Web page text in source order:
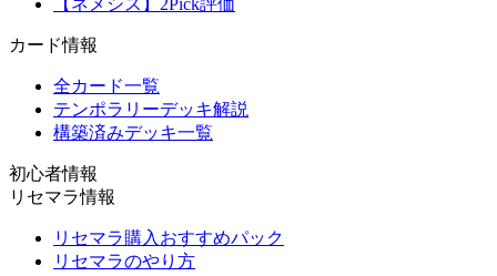
【ネメシス】2Pick評価
カード情報
全カード一覧
テンポラリーデッキ解説
構築済みデッキ一覧
初心者情報
リセマラ情報
リセマラ購入おすすめパック
リセマラのやり方